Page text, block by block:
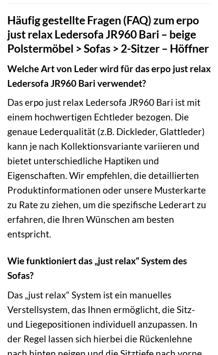
Häufig gestellte Fragen (FAQ) zum erpo
just relax Ledersofa JR960 Bari – beige
Polstermöbel > Sofas > 2-Sitzer – Höffner
Welche Art von Leder wird für das erpo just relax
Ledersofa JR960 Bari verwendet?
Das erpo just relax Ledersofa JR960 Bari ist mit
einem hochwertigen Echtleder bezogen. Die
genaue Lederqualität (z.B. Dickleder, Glattleder)
kann je nach Kollektionsvariante variieren und
bietet unterschiedliche Haptiken und
Eigenschaften. Wir empfehlen, die detaillierten
Produktinformationen oder unsere Musterkarte
zu Rate zu ziehen, um die spezifische Lederart zu
erfahren, die Ihren Wünschen am besten
entspricht.
Wie funktioniert das „just relax“ System des
Sofas?
Das „just relax“ System ist ein manuelles
Verstellsystem, das Ihnen ermöglicht, die Sitz-
und Liegepositionen individuell anzupassen. In
der Regel lassen sich hierbei die Rückenlehne